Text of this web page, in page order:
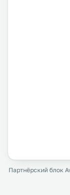
Партнёрский блок